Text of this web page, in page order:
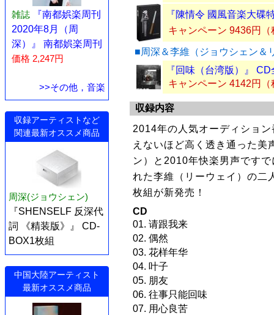
雑誌
『南都娯楽周刊
2020年8月（周
深）』 南都娯楽周刊
価格 2,247円
>>その他，音楽
収録アーティストなど
関連最新オススメ商品
周深(ジョウシェン)
『SHENSELF 反深代
詞 《精装版》』 CD-
BOX1枚組
中国大陸アーティスト
最新オススメ商品
『陳情令 國風音楽大碟
キャンペーン 9436円（
■周深＆李維（ジョウシェン＆
『回味（台湾版）』
キャンペーン 4142円（
収録内容
2014年の人気オーディショ
えないほど高く透き通った美
ン）と2010年快楽男声です
れた李維（リーウェイ）の二
枚組が新発売！
CD
01. 请跟我来
02. 偶然
03. 花样年华
04. 叶子
05. 朋友
06. 往事只能回味
07. 用心良苦